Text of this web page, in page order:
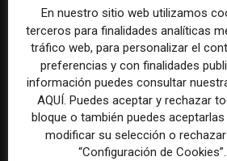
La Marea cierra 2025 con
superávit, pero su
cooperativa pierde 38.542
euros
El
Brasil,
sobre
la
En nuestro sitio web utilizamos
terceros para finalidades analíticas
tráfico web, para personalizar el
preferencias y con finalidades
información puedes consultar
AQUÍ. Puedes aceptar y rechazar
bloque o también puedes
modificar su selección o
“Configuración de Cookies”.